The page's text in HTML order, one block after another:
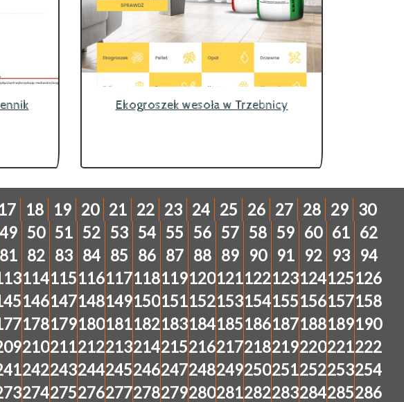
Ekogroszek wesoła w Trzebnicy
17 18 19 20 21 22 23 24 25 26 27 28 29 30
49 50 51 52 53 54 55 56 57 58 59 60 61 62
81 82 83 84 85 86 87 88 89 90 91 92 93
94
114115116117118119120121122123124125126
146147148149150151152153154155156157158
178179180181182183184185186187188189190
210211212213214215216217218219220221222
242243244245246247248249250251252253254
274275276277278279280281282283284285286